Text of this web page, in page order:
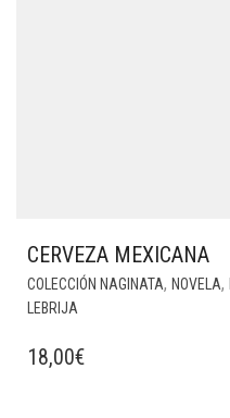
CERVEZA MEXICANA
COLECCIÓN NAGINATA, NOVELA,
LEBRIJA
18,00€